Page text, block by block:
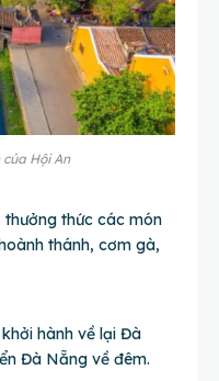
Hội An
thưởng thức các món
thánh, cơm gà,
hành về lại Đà
Đà Nẵng về đêm.